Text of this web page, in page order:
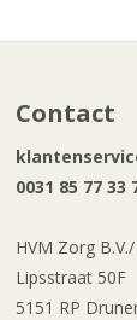
Contact
0031 85 77 33
HVM Zorg
Lipsstraat 50F
5151 RP